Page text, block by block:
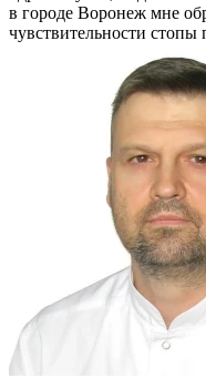
в городе Воронеж мне
чувствительности стопы